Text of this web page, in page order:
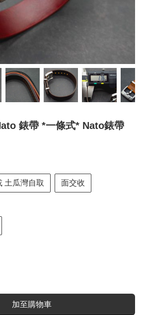
錶帶 *一條式* Nato錶帶
土瓜灣自取 面交收
加至購物車